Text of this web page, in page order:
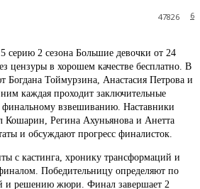
6
47826
серию 2 сезона Большие девочки от 24
цензуры в хорошем качестве бесплатно. В
Богдана Тоймурзина, Анастасия Петрова и
каждая проходит заключительные
финальному взвешиванию. Наставники
Кошарин, Регина Ахуньянова и Анетта
и обсуждают прогресс финалисток.
с кастинга, хронику трансформаций и
Победительницу определяют по
и решению жюри. Финал завершает 2